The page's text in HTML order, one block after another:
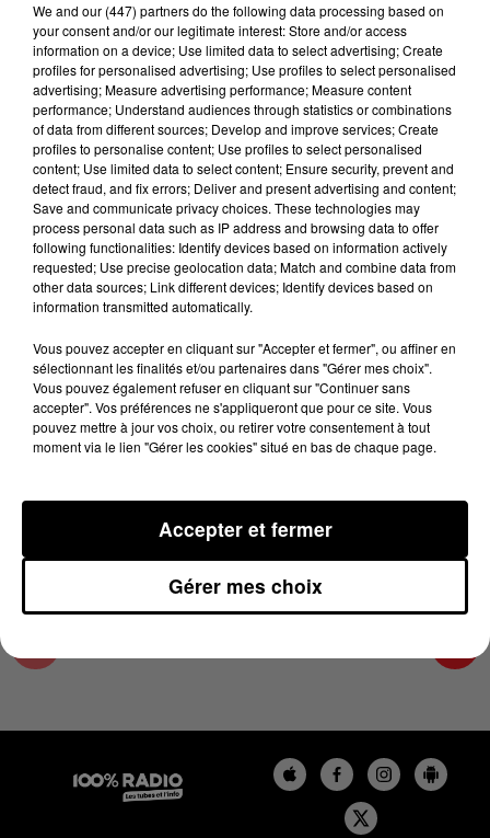
Lecture (4 min 26 sec)
100%
100% Radio les infos de l'Aude
13 décembre 2023 - 4 min 26 sec
LES INFOS DE L'AUDE DU 13/12/2023 À
08H01
Les infos de l'Aude
We and our (447) partnersdo the following data processing based on
your consent and/or our legitimate interest: Store and/or access
information on a device; Use limited data to select advertising; Create
profiles for personalised advertising; Use profiles to select personalised
advertising; Measure advertising performance; Measure content
performance; Understand audiences through statistics or combinations
of data from different sources; Develop and improve services; Create
profiles to personalise content; Use profiles to select personalised
content; Use limited data to select content; Ensure security, prevent and
detect fraud, and fix errors; Deliver and present advertising and content;
Save and communicate privacy choices. These technologies may
process personal data such as IP address and browsing data to offer
following functionalities: Identify devices based on information actively
requested; Use precise geolocation data; Match and combine data from
other data sources; Link different devices; Identify devices based on
information transmitted automatically.
Vous pouvez accepter en cliquant sur "Accepter et fermer", ou affiner en
sélectionnant les finalités et/ou partenaires dans "Gérer mes choix".
Vous pouvez également refuser en cliquant sur "Continuer sans
accepter". Vos préférences ne s'appliqueront que pour ce site. Vous
pouvez mettre à jour vos choix, ou retirer votre consentement à tout
moment via le lien "Gérer les cookies" situé en bas de chaque page.
Gérer mes choix
Accepter et fermer